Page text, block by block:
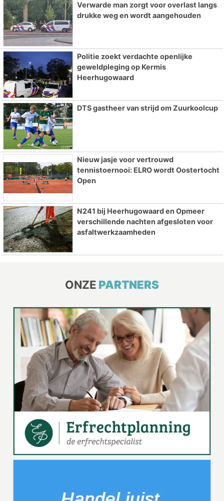
Verwarde man zorgt voor overlast langs
drukke weg en wordt aangehouden
Politie zoekt verdachte openlijke
geweldpleging op Kermis
Heerhugowaard
DTS gastheer van strijd om Zuurkoolcup
Nieuw jasje voor vertrouwd
tennistoernooi: ELRO wordt Oostertocht
Open
N241 bij Heerhugowaard en Opmeer
verschillende nachten afgesloten voor
asfaltwerkzaamheden
ONZE PARTNERS